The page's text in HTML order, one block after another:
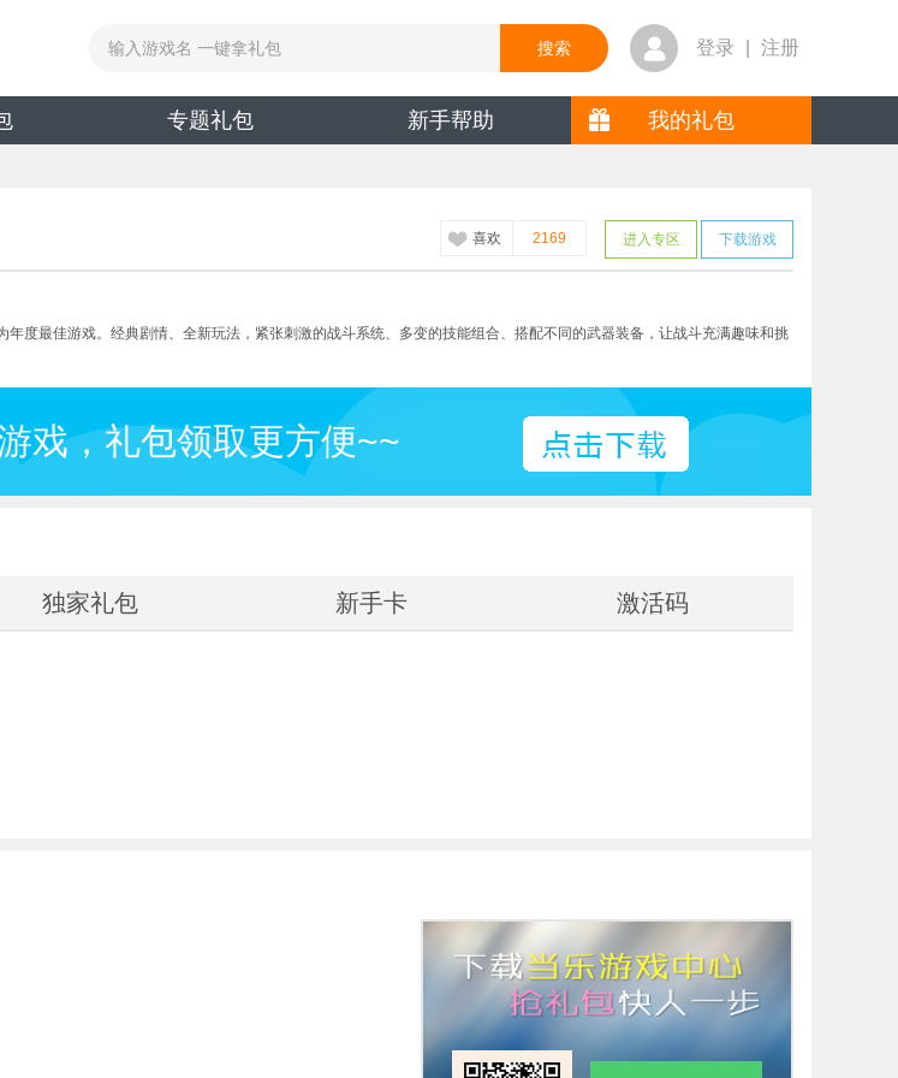
登录 注册
专题礼包 新手帮助 我的礼包
进入专区 下载游戏
喜欢 2169
年度最佳游戏。经典剧情、全新玩法，紧张刺激的战斗系统、多变的技能组合、搭配不同的武器装备，让战斗充满趣味和挑
戏，礼包领取更方便~~
独家礼包 新手卡 激活码